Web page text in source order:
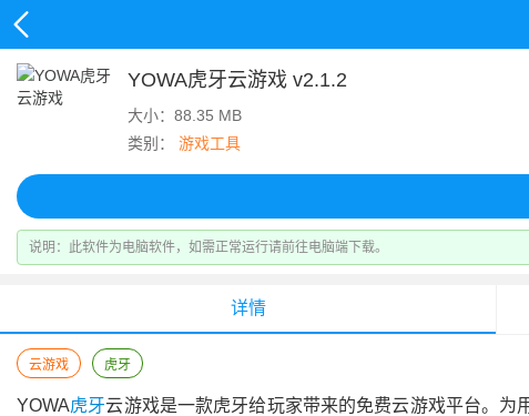
YOWA虎牙云游戏 v2.1.2
大小：88.35 MB
类别： 游戏工具
说明： 此软件为电脑软件，如需正常运行请前往电脑端下载。
详情
云游戏 虎牙
YOWA虎牙云游戏是一款虎牙给玩家带来的免费云游戏平台。为